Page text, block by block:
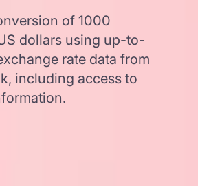
of 1000
dollars using up-to-
rate data from
including access to